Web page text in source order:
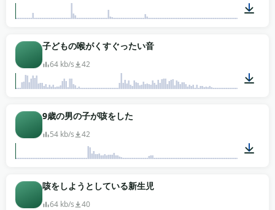
子どもの喉がくすぐったい音
64 kb/s 42
9歳の男の子が咳をした
54 kb/s 42
咳をしようとしている新生児
64 kb/s 40